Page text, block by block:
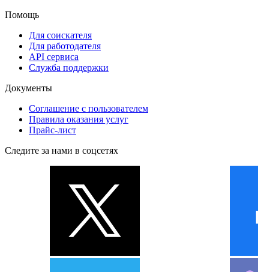
Помощь
Для соискателя
Для работодателя
API сервиса
Служба поддержки
Документы
Соглашение с пользователем
Правила оказания услуг
Прайс-лист
Следите за нами в соцсетях